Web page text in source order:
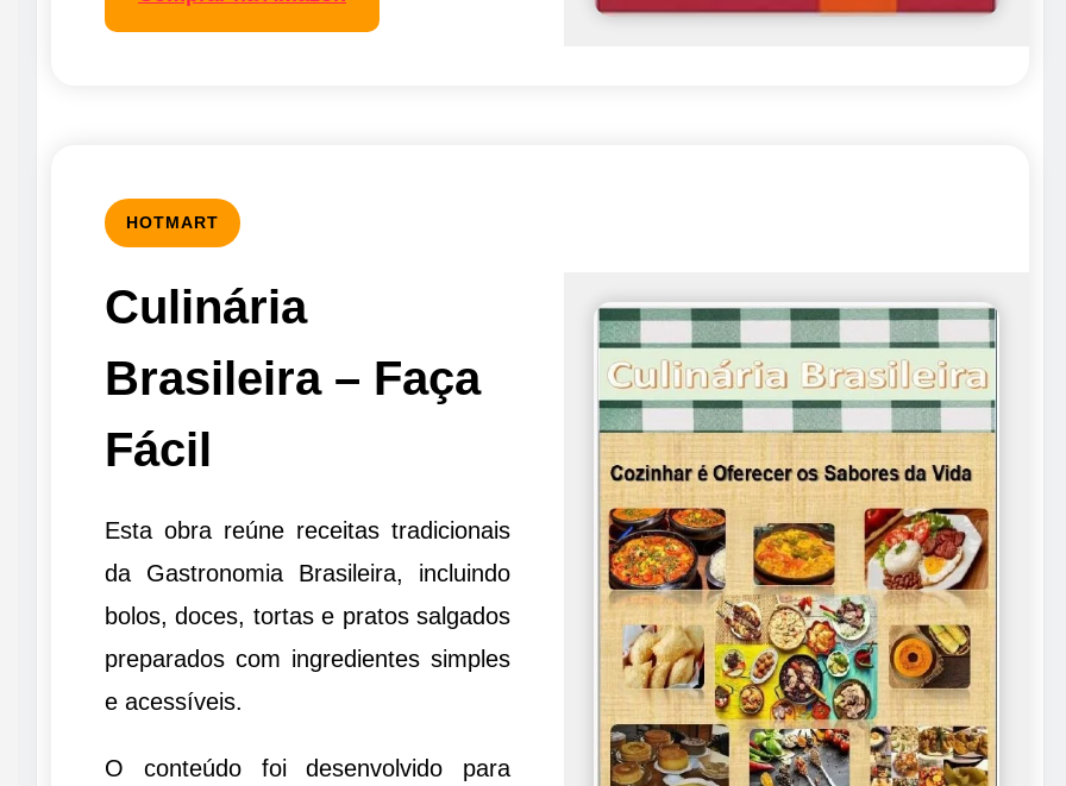
HOTMART
Culinária
Brasileira – Faça
Fácil
Esta obra reúne receitas tradicionais
da Gastronomia Brasileira, incluindo
bolos, doces, tortas e pratos salgados
preparados com ingredientes simples
e acessíveis.
O conteúdo foi desenvolvido para